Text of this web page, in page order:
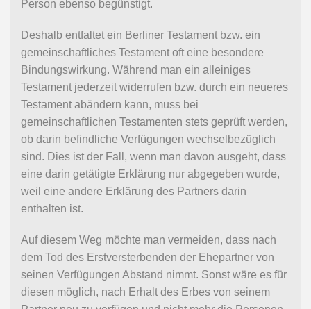
Person ebenso begünstigt.
Deshalb entfaltet ein Berliner Testament bzw. ein
gemeinschaftliches Testament oft eine besondere
Bindungswirkung. Während man ein alleiniges
Testament jederzeit widerrufen bzw. durch ein neueres
Testament abändern kann, muss bei
gemeinschaftlichen Testamenten stets geprüft werden,
ob darin befindliche Verfügungen wechselbezüglich
sind. Dies ist der Fall, wenn man davon ausgeht, dass
eine darin getätigte Erklärung nur abgegeben wurde,
weil eine andere Erklärung des Partners darin
enthalten ist.
Auf diesem Weg möchte man vermeiden, dass nach
dem Tod des Erstversterbenden der Ehepartner von
seinen Verfügungen Abstand nimmt. Sonst wäre es für
diesen möglich, nach Erhalt des Erbes von seinem